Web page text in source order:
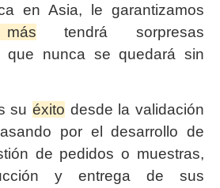
en Asia, le garantizamos
tendrá sorpresas
que nunca se quedará sin
su éxito desde la validación
por el desarrollo de
de pedidos o muestras,
y entrega de sus